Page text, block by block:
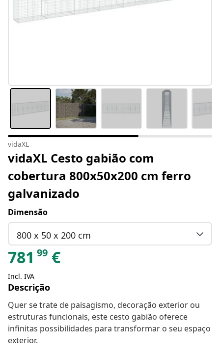
vidaXL
vidaXL Cesto gabião com
cobertura 800x50x200 cm ferro
galvanizado
Dimensão
800 x 50 x 200 cm
781 99 €
Incl. IVA
Descrição
Quer se trate de paisagismo, decoração exterior ou
estruturas funcionais, este cesto gabião oferece
infinitas possibilidades para transformar o seu espaço
exterior.